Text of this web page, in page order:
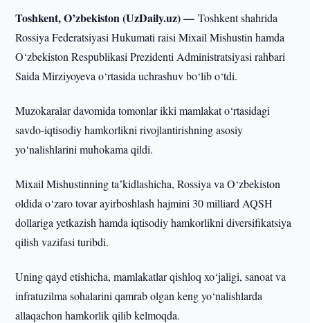
Toshkent, O’zbekiston (UzDaily.uz) —Toshkent shahrida
Rossiya Federatsiyasi Hukumati raisi Mixail Mishustin hamda
O‘zbekiston Respublikasi Prezidenti Administratsiyasi rahbari
Saida Mirziyoyeva o‘rtasida uchrashuv bo‘lib o‘tdi.
Muzokaralar davomida tomonlar ikki mamlakat o‘rtasidagi
savdo-iqtisodiy hamkorlikni rivojlantirishning asosiy
yo‘nalishlarini muhokama qildi.
Mixail Mishustinning taʼkidlashicha, Rossiya va O‘zbekiston
oldida o‘zaro tovar ayirboshlash hajmini 30 milliard AQSH
dollariga yetkazish hamda iqtisodiy hamkorlikni diversifikatsiya
qilish vazifasi turibdi.
Uning qayd etishicha, mamlakatlar qishloq xo‘jaligi, sanoat va
infratuzilma sohalarini qamrab olgan keng yo‘nalishlarda
allaqachon hamkorlik qilib kelmoqda.